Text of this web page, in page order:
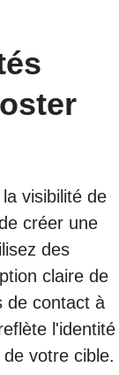
visibilité de
créer une
des
claire de
de contact à
l'identité
votre cible.